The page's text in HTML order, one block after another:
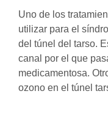
Uno de los
utilizar para el
del túnel del tarso.
canal por el que
medicamentosa.
ozono en el túnel